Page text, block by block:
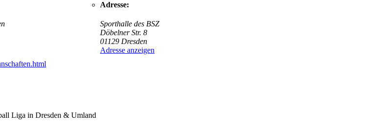
Adresse:
Sporthalle des BSZ
Döbelner Str. 8
01129 Dresden
Adresse anzeigen
Liga in Dresden & Umland